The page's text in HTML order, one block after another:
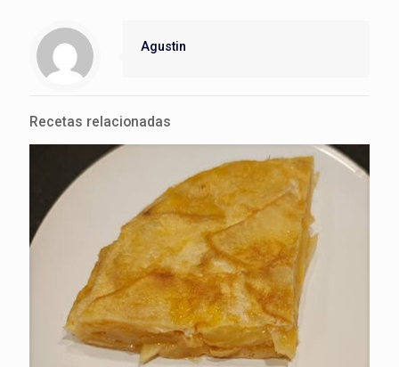
Agustin
Recetas relacionadas